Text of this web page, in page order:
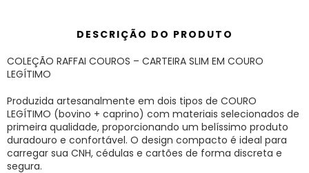
DESCRIÇÃO DO PRODUTO
COLEÇÃO RAFFAI COUROS – CARTEIRA SLIM EM COURO
LEGÍTIMO
Produzida artesanalmente em dois tipos de COURO
LEGÍTIMO (bovino + caprino) com materiais selecionados de
primeira qualidade, proporcionando um belíssimo produto
duradouro e confortável. O design compacto é ideal para
carregar sua CNH, cédulas e cartões de forma discreta e
segura.